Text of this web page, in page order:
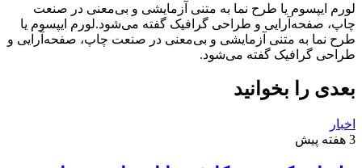
لورم ایپسوم یا طرح‌ نما به متنی آزمایشی و بی‌معنی در صنعت
چاپ، صفحه‌آرایی و طراحی گرافیک گفته می‌شود.لورم ایپسوم یا
طرح‌ نما به متنی آزمایشی و بی‌معنی در صنعت چاپ، صفحه‌آرایی و
طراحی گرافیک گفته می‌شود.
بعدی را بخوانید
اخبار
3 هفته پیش